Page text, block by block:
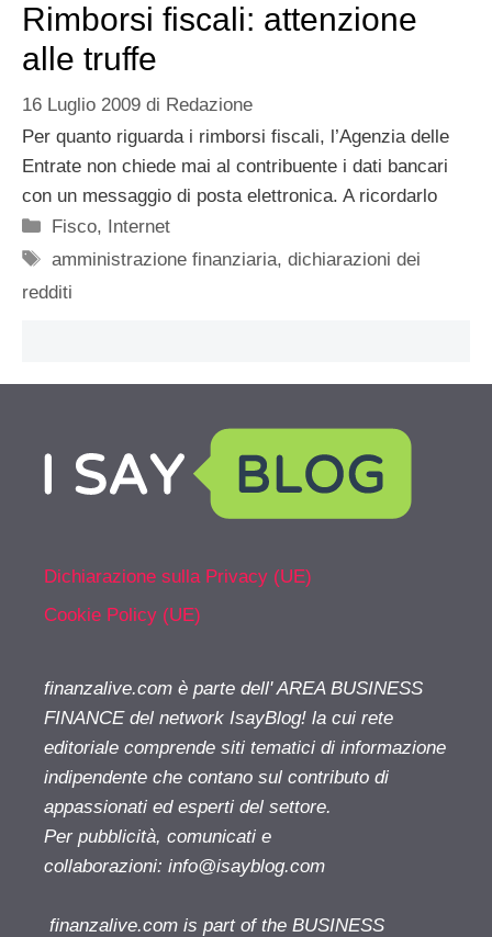
Rimborsi fiscali: attenzione
alle truffe
16 Luglio 2009 di Redazione
Per quanto riguarda i rimborsi fiscali, l’Agenzia delle
Entrate non chiede mai al contribuente i dati bancari
con un messaggio di posta elettronica. A ricordarlo
Categorie
Fisco, Internet
Tag
amministrazione finanziaria,dichiarazioni dei
redditi
Dichiarazione sulla Privacy (UE)
Cookie Policy (UE)
finanzalive.com è parte dell' AREA BUSINESS
FINANCE del network IsayBlog! la cui rete
editoriale comprende siti tematici di informazione
indipendente che contano sul contributo di
appassionati ed esperti del settore.
Per pubblicità, comunicati e
collaborazioni: info@isayblog.com
finanzalive.com is part of the BUSINESS